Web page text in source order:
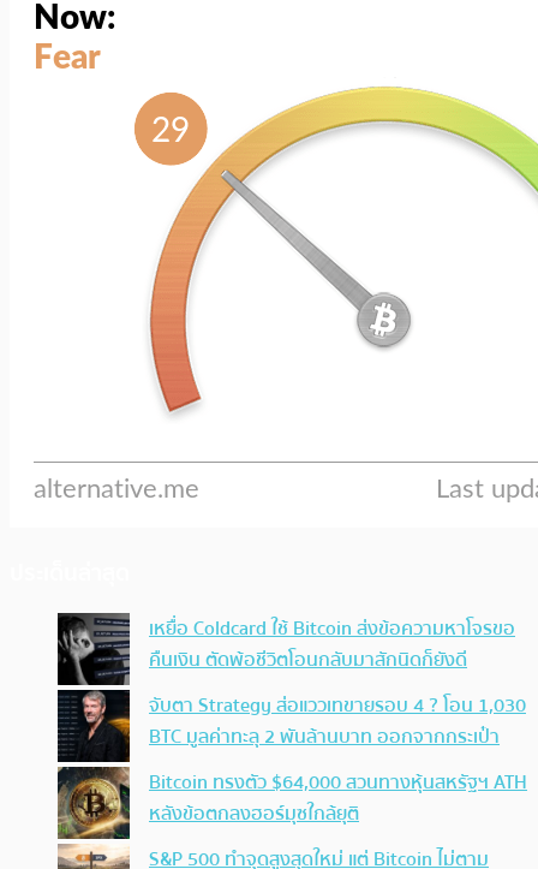
เหยื่อ Coldcard ใช้ Bitcoin ส่งข้อความหาโจรขอ
คืนเงิน ตัดพ้อชีวิตโอนกลับมาสักนิดก็ยังดี
จับตา Strategy ส่อแววเทขายรอบ 4 ? โอน 1,030
BTC มูลค่าทะลุ 2 พันล้านบาท ออกจากกระเป๋า
Bitcoin ทรงตัว $64,000 สวนทางหุ้นสหรัฐฯ ATH
หลังข้อตกลงฮอร์มุซใกล้ยุติ
S&P 500 ทำจุดสูงสุดใหม่ แต่ Bitcoin ไม่ตาม